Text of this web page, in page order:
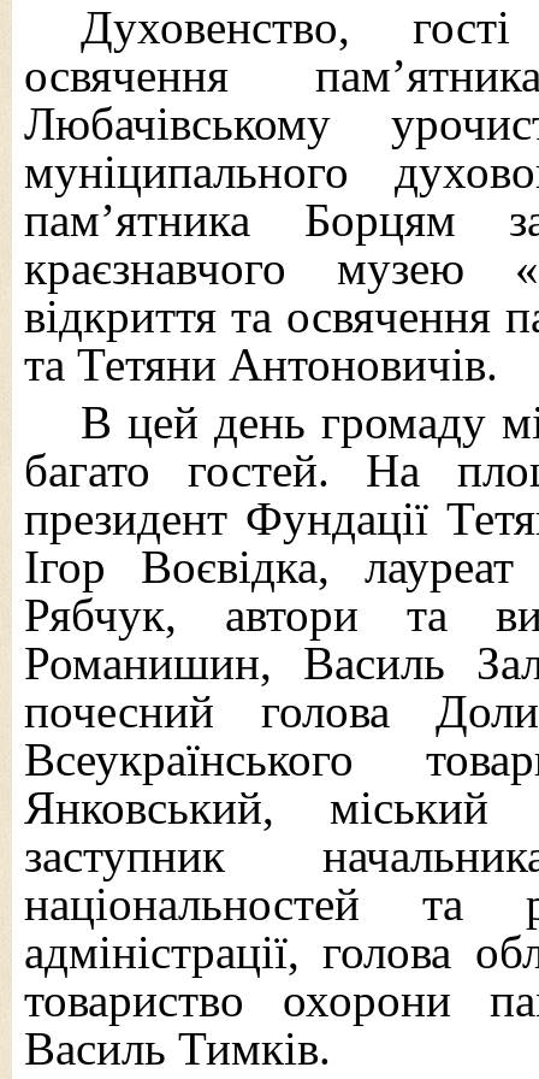
Духовенство,
освячення
Любачівському
муніципального
пам’ятника Борцям
краєзнавчого музею
відкриття та
та Тетяни Антоновичів.
В цей день громаду
багато гостей. На
президент Фундації
Ігор Воєвідка,
Рябчук, автори та
Романишин, Василь
почесний голова
Всеукраїнського
Янковський,
заступник
національностей та
адміністрації, голова
товариство охорони
Василь Тимків.